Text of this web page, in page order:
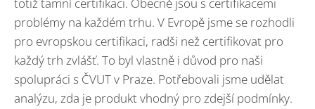
problémy na každém trhu. V Evropě jsme se rozhodli
pro evropskou certifikaci, radši než certifikovat pro
každý trh zvlášť. To byl vlastně i důvod pro naši
spolupráci s ČVUT v Praze. Potřebovali jsme udělat
analýzu, zda je produkt vhodný pro zdejší podmínky.